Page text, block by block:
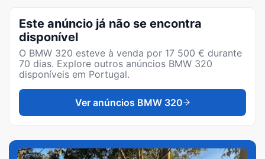
Este anúncio já não se encontra
disponível
O BMW 320 esteve à venda por 17 500 € durante
70 dias. Explore outros anúncios BMW 320
disponíveis em Portugal.
Ver anúncios BMW 320